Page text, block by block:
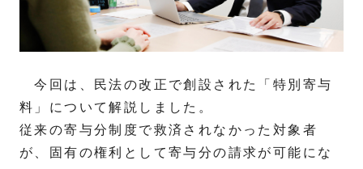
今回は、民法の改正で創設された「特別寄与
料」について解説しました。
従来の寄与分制度で救済されなかった対象者
が、固有の権利として寄与分の請求が可能にな